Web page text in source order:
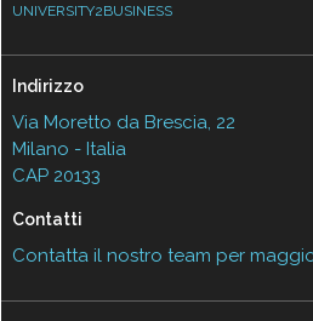
UNIVERSITY2BUSINESS
Indirizzo
Via Moretto da Brescia, 22
Milano - Italia
CAP 20133
Contatti
Contatta il nostro team per